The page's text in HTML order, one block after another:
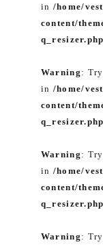
in /home/
content/
q_resizer.php
Warning :
in /home/
content/
q_resizer.php
Warning :
in /home/
content/
q_resizer.php
Warning :